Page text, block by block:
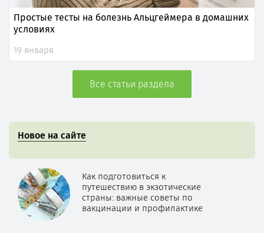
Простые тесты на болезнь Альцгеймера в домашних
условиях
19 января
Все статьи раздела
Новое на сайте
Как подготовиться к
путешествию в экзотические
страны: важные советы по
вакцинации и профилактике